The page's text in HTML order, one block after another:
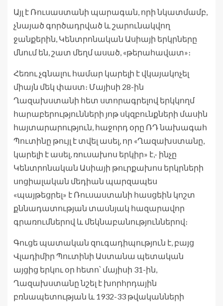
Այլ է Ռուսաստանի պարագան, որի նկատմամբ,
չնայած գործադրված և շարունակվող
ջանքերին, Կենտրոնական Ասիայի երկրները
մնում են, շատ մեղմ ասած, «թերահավատ»։
Հեռու չգնալու համար կարելի է վկայակոչել
միայն մեկ փաստ։ Մայիսի 28-ին
Ղազախստանի հետ ստորագրելով երկկողմ
հարաբերությունների յոթ սկզբունքների մասին
հայտարարություն, հաջորդ օրը ՌԴ նախագահ
Պուտինը թույլ է տվել ասել, որ «Ղազախստանը,
կարելի է ասել, ռուսախոս երկիր» է,- ինչը
Կենտրոնական Ասիայի թուրքախոս երկրների
սոցիալական մեդիան պարզապես
«պայթեցրել» է Ռուսաստանի հասցեին կոշտ
քննադատության տասնյակ հազարավոր
գրառումներով և մեկնաբանություններով։
Գուցե պատական զուգադիպություն է, բայց
Վլադիմիր Պուտինի Աստանա պետական
այցից երկու օր հետո՝ մայիսի 31-ին,
Ղազախստանը նշել է խորհրդային
բռնապետության և 1932-33 թվականների